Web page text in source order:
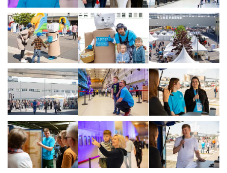
Show larger versionShow larger versionShow larger
Show larger versionShow larger versionShow larger
Show larger versionShow larger versionShow larger